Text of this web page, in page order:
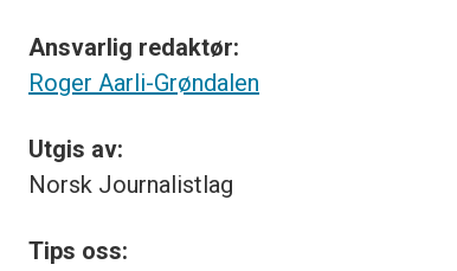
Ansvarlig redaktør:
Roger Aarli-Grøndalen
Utgis av:
Norsk Journalistlag
Tips oss: